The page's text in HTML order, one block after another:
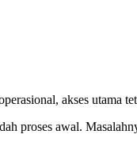
akses utama
proses awal.